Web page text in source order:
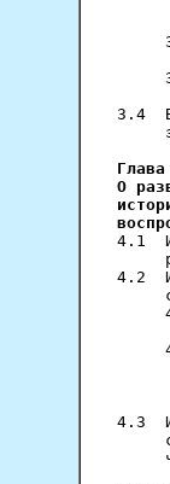
3.4
О
4.1
4.2
4.3